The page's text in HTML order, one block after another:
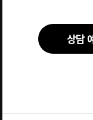
상담